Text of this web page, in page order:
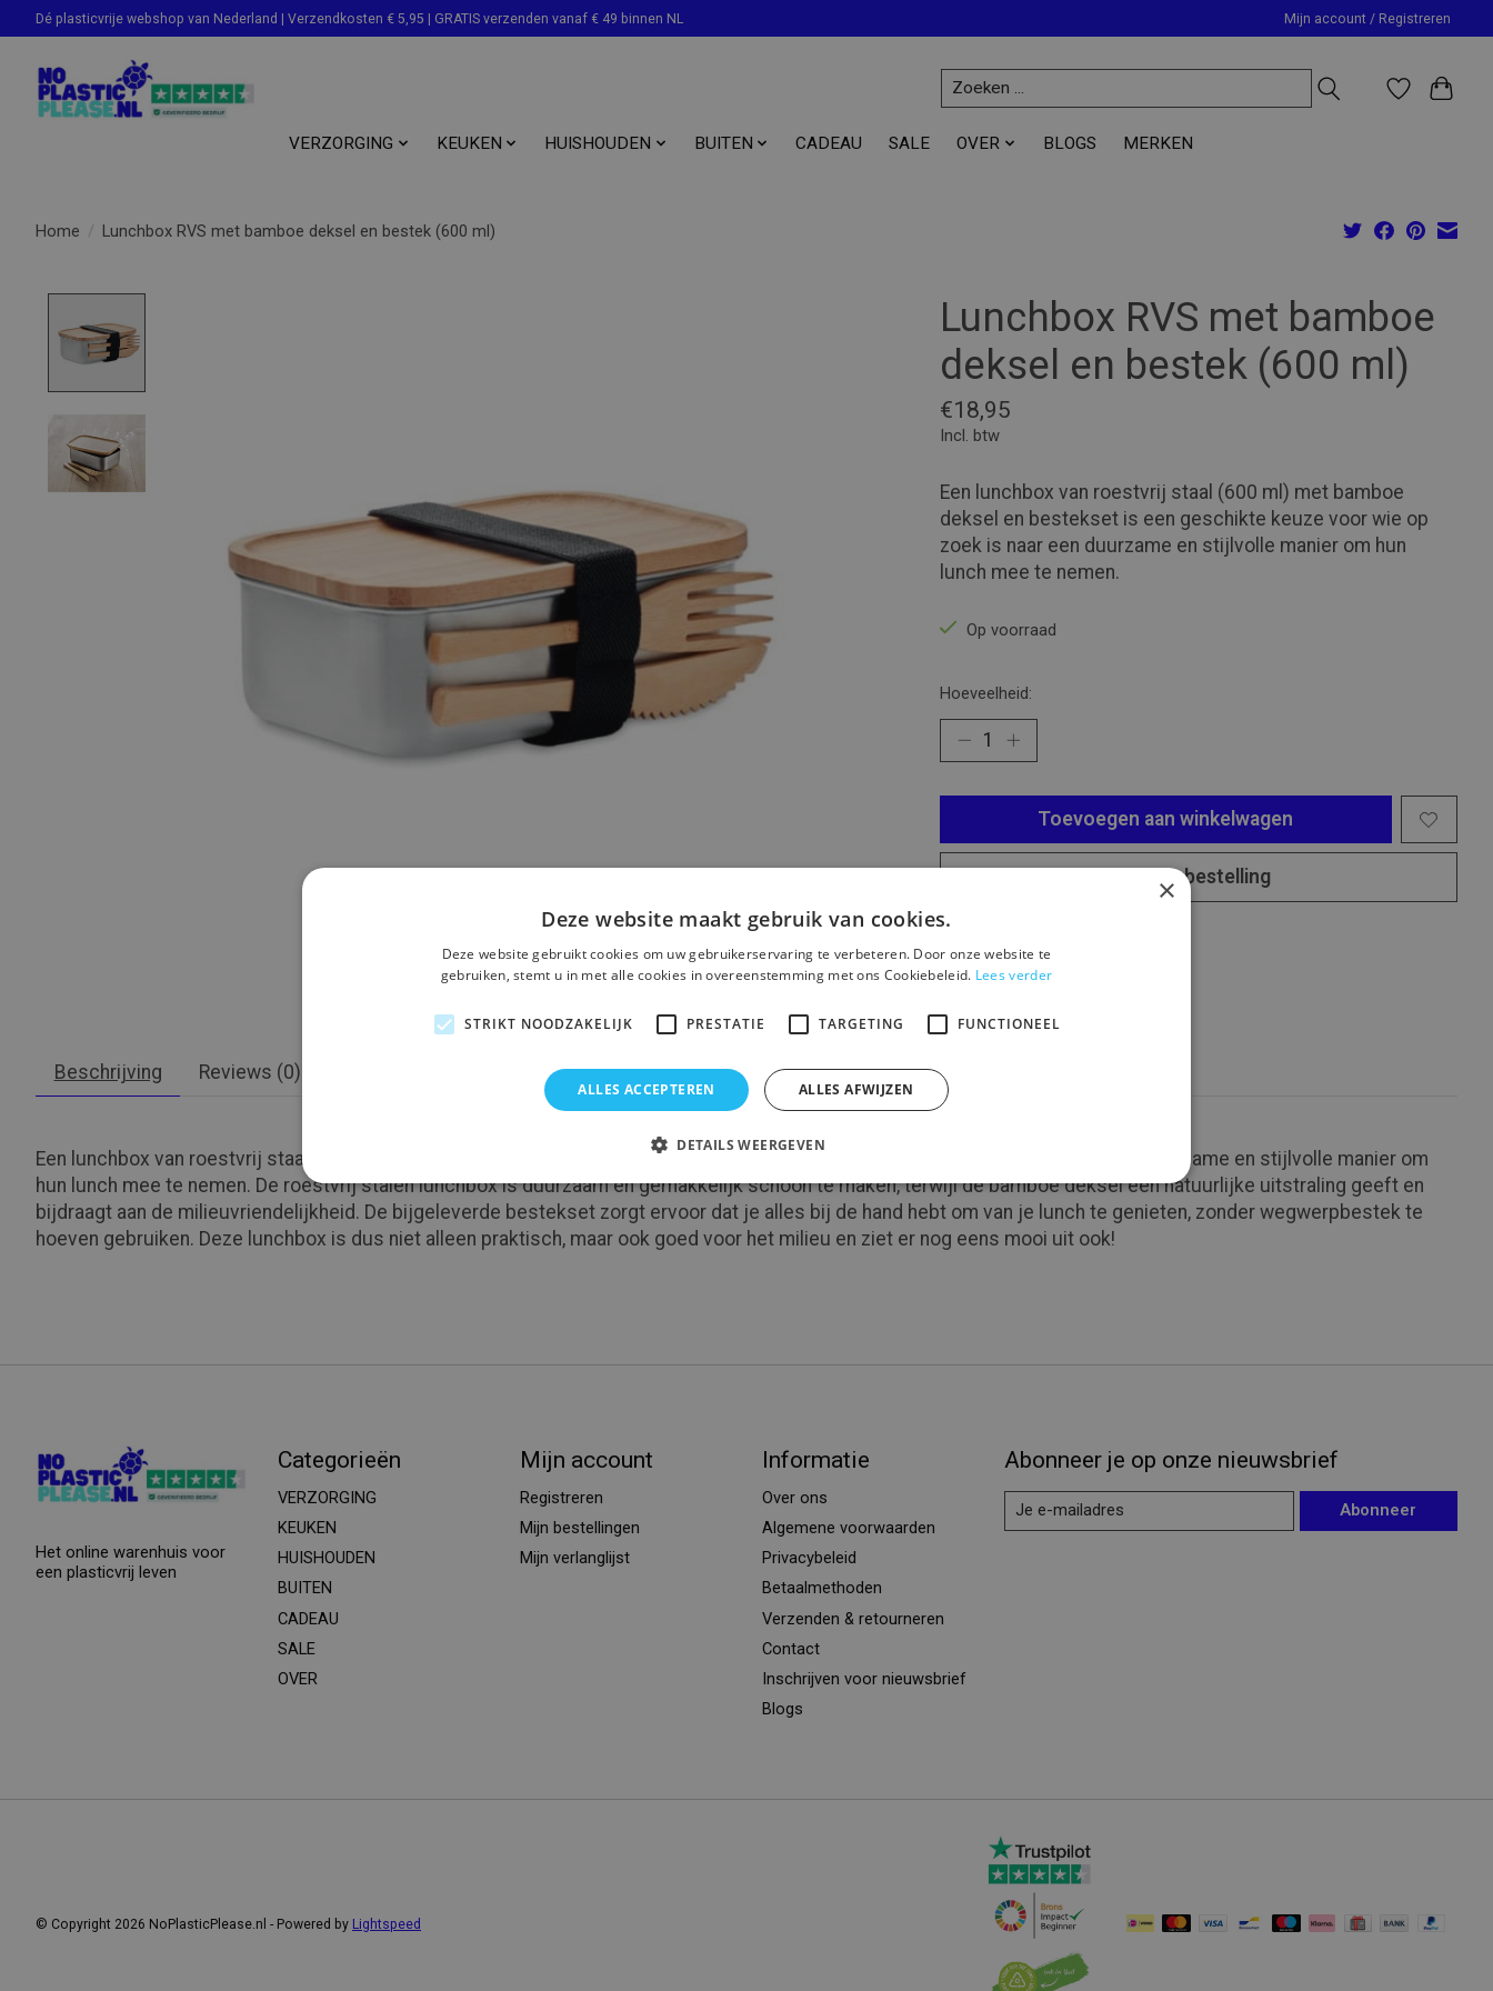
Dé plasticvrije webshop van Nederland | Verzendkosten € 5,95 | GRATIS verzenden vanaf € 49 binnen NL Mijn account / Registreren
VERZORGING KEUKEN HUISHOUDEN BUITEN CADEAU SALE OVER BLOGS MERKEN
Home / Lunchbox RVS met bamboe deksel en bestek (600 ml)
Lunchbox RVS met bamboe
deksel en bestek (600 ml)
€18,95
Incl. btw
Een lunchbox van roestvrij staal (600 ml) met bamboe
deksel en bestekset is een geschikte keuze voor wie op
zoek is naar een duurzame en stijlvolle manier om hun
lunch mee te nemen.
Op voorraad
Hoeveelheid:
Toevoegen aan winkelwagen
Plaats bestelling
Beschrijving Reviews (0)
Een lunchbox van roestvrij staal (600 ml) met bamboe deksel en bestekset is een geschikte keuze voor wie op zoek is naar een duurzame en stijlvolle manier om
hun lunch mee te nemen. De roestvrij stalen lunchbox is duurzaam en gemakkelijk schoon te maken, terwijl de bamboe deksel een natuurlijke uitstraling geeft en
bijdraagt aan de milieuvriendelijkheid. De bijgeleverde bestekset zorgt ervoor dat je alles bij de hand hebt om van je lunch te genieten, zonder wegwerpbestek te
hoeven gebruiken. Deze lunchbox is dus niet alleen praktisch, maar ook goed voor het milieu en ziet er nog eens mooi uit ook!
Het online warenhuis voor
een plasticvrij leven
Categorieën
VERZORGING
KEUKEN
HUISHOUDEN
BUITEN
CADEAU
SALE
OVER
Mijn account
Registreren
Mijn bestellingen
Mijn verlanglijst
Informatie
Over ons
Algemene voorwaarden
Privacybeleid
Betaalmethoden
Verzenden & retourneren
Contact
Inschrijven voor nieuwsbrief
Blogs
Abonneer je op onze nieuwsbrief
Abonneer
© Copyright 2026 NoPlasticPlease.nl - Powered by Lightspeed
×
Deze website maakt gebruik van cookies.
Deze website gebruikt cookies om uw gebruikerservaring te verbeteren. Door onze website te
gebruiken, stemt u in met alle cookies in overeenstemming met ons Cookiebeleid. Lees verder
STRIKT NOODZAKELIJK PRESTATIE TARGETING FUNCTIONEEL
ALLES ACCEPTEREN ALLES AFWIJZEN
DETAILS WEERGEVEN